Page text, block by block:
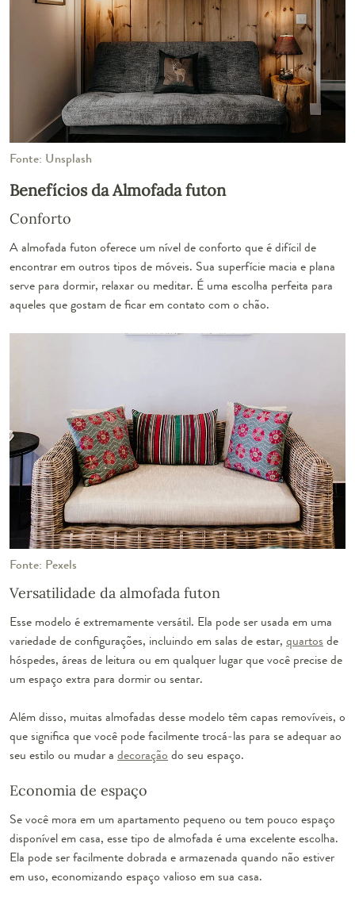
Fonte: Unsplash
Benefícios da Almofada futon
Conforto
A almofada futon oferece um nível de conforto que é difícil de
encontrar em outros tipos de móveis. Sua superfície macia e plana
serve para dormir, relaxar ou meditar. É uma escolha perfeita para
aqueles que gostam de ficar em contato com o chão.
Fonte: Pexels
Versatilidade da almofada futon
Esse modelo é extremamente versátil. Ela pode ser usada em uma
variedade de configurações, incluindo em salas de estar, quartos de
hóspedes, áreas de leitura ou em qualquer lugar que você precise de
um espaço extra para dormir ou sentar.
Além disso, muitas almofadas desse modelo têm capas removíveis, o
que significa que você pode facilmente trocá-las para se adequar ao
seu estilo ou mudar a decoração do seu espaço.
Economia de espaço
Se você mora em um apartamento pequeno ou tem pouco espaço
disponível em casa, esse tipo de almofada é uma excelente escolha.
Ela pode ser facilmente dobrada e armazenada quando não estiver
em uso, economizando espaço valioso em sua casa.